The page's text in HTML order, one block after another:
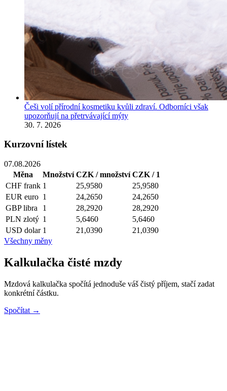
Češi volí přírodní kosmetiku kvůli zdraví. Odborníci však
upozorňují na přetrvávající mýty
30. 7. 2026
Kurzovní lístek
07.08.2026
Měna
Množství CZK / množství CZK / 1
CHF frank 1 25,9580
25,9580
EUR euro 1 24,2650
24,2650
GBP libra 1 28,2920
28,2920
PLN zlotý 1 5,6460
5,6460
USD dolar 1 21,0390
21,0390
Všechny měny
Kalkulačka čisté mzdy
Mzdová kalkulačka spočítá jednoduše váš čistý příjem, stačí zadat
konkrétní částku.
Spočítat →